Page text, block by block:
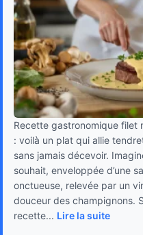
Recette gastronomique filet
: voilà un plat qui allie
sans jamais décevoir.
souhait, enveloppée d’une
onctueuse, relevée par un
douceur des champignons.
recette... Lire la suite